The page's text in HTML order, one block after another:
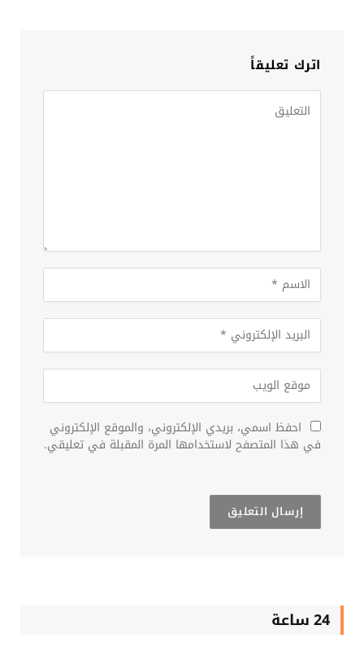
اترك تعليقاً
احفظ اسمي، بريدي الإلكتروني، والموقع الإلكتروني
في هذا المتصفح لاستخدامها المرة المقبلة في تعليقي.
24 ساعة